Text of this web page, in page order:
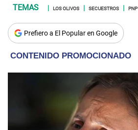
LOS OLIVOS SECUESTROS PNP
Prefiero a El Popular en Google